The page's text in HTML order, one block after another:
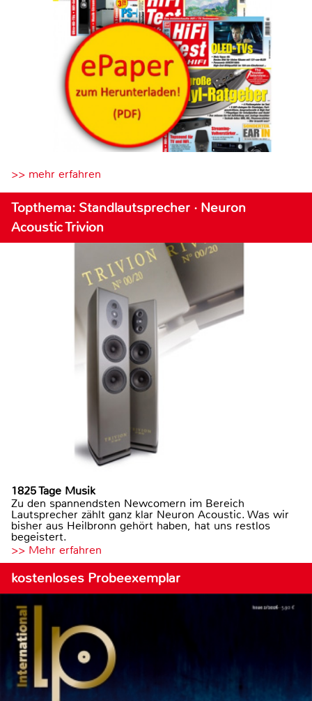
>> mehr erfahren
Topthema: Standlautsprecher · Neuron
Acoustic Trivion
1825 Tage Musik
Zu den spannendsten Newcomern im Bereich
Lautsprecher zählt ganz klar Neuron Acoustic. Was wir
bisher aus Heilbronn gehört haben, hat uns restlos
begeistert.
>> Mehr erfahren
kostenloses Probeexemplar